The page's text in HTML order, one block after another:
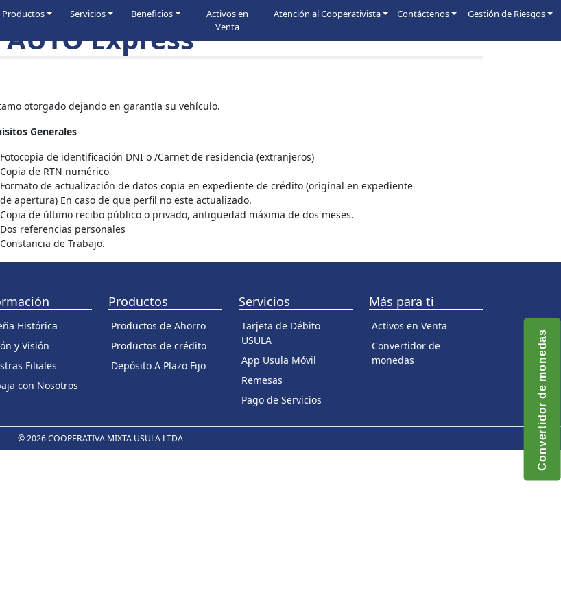
Productos Servicios Beneficios
Activos en
Venta
Atención al Cooperativista Contáctenos Gestión de Riesgos
AUTO Express
otorgado dejando en garantía su vehículo.
Generales
Fotocopia de identificación DNI o /Carnet de residencia (extranjeros)
Copia de RTN numérico
Formato de actualización de datos copia en expediente de crédito (original en expediente
de apertura) En caso de que perfil no este actualizado.
Copia de último recibo público o privado, antigüedad máxima de dos meses.
Dos referencias personales
Constancia de Trabajo.
Histórica
y Visión
Filiales
con Nosotros
Productos
Productos de Ahorro
Productos de crédito
Depósito A Plazo Fijo
Servicios
Tarjeta de Débito
USULA
App Usula Móvil
Remesas
Pago de Servicios
Más para ti
Activos en Venta
Convertidor de
monedas
©2026 COOPERATIVA MIXTA USULA LTDA Convertidor de monedas